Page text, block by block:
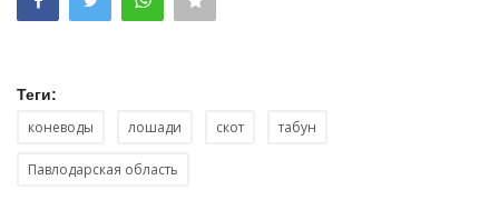
Теги:
коневоды лошади скот табун
Павлодарская область